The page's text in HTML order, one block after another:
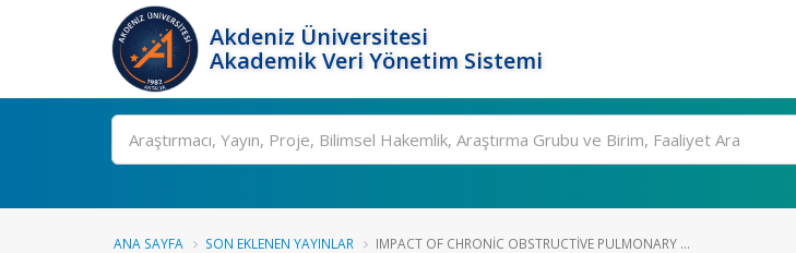
Akdeniz Üniversitesi
Akademik Veri Yönetim Sistemi
Ara
ANA SAYFA SON EKLENEN YAYINLAR IMPACT OF CHRONIC OBSTRUCTIVE PULMONARY ...